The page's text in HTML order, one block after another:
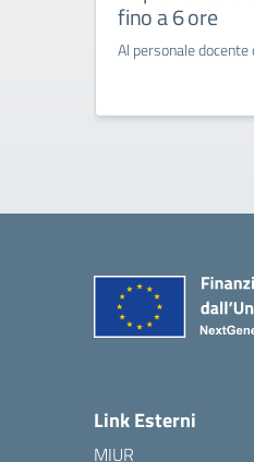
fino a 6 ore
Al personale
Link Esterni
MIUR